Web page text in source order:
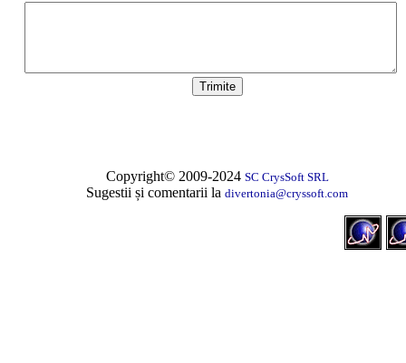
Copyright© 2009-2024 SC CrysSoft SRL
Sugestii și comentarii ladivertonia@cryssoft.com